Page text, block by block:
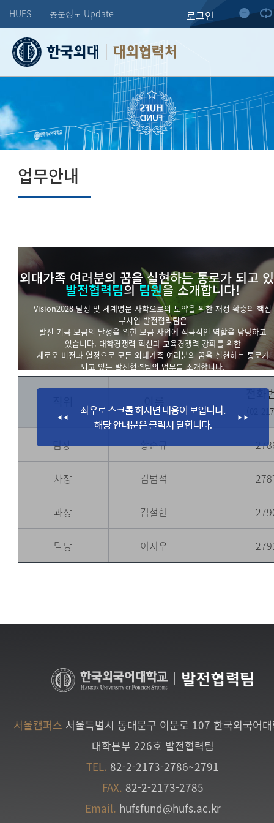
HUFS 동문정보 Update 로그인
대외협력처
업무안내
외대가족 여러분의 꿈을 실현하는 통로가 되고
발전협력팀의팀원을 소개합니다!
Vision2028 달성 및 세계명문 사학으로의 도약을 위한 재정 확충의 핵심
부서인 발전협력팀은
발전 기금 모금의 달성을 위한 모금 사업에 적극적인 역할을 담당하고
있습니다. 대학경쟁력 혁신과 교육경쟁력 강화를 위한
새로운 비전과 열정으로 모든 외대가족 여러분의 꿈을 실현하는 통로가
되고 있는 발전협력팀의 업무를 소개합니다.
전화
(02-
팀장 황순규
차장 김범석
과장 김철현
담당 이지우
발전협력팀
서울캠퍼스 서울특별시 동대문구 이문로 107 한국외국어
대학본부 226호 발전협력팀
TEL. 82-2-2173-2786~2791
FAX. 82-2-2173-2785
Email. hufsfund@hufs.ac.kr